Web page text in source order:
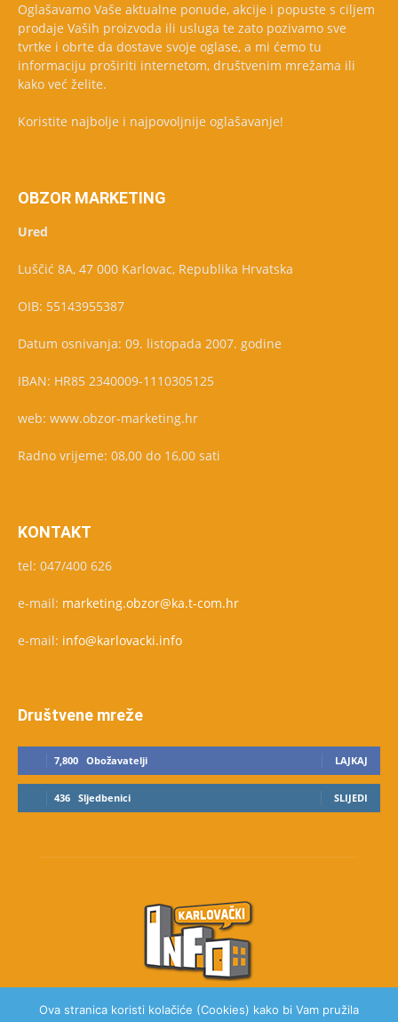
Oglašavamo Vaše aktualne ponude, akcije i popuste s ciljem
prodaje Vaših proizvoda ili usluga te zato pozivamo sve
tvrtke i obrte da dostave svoje oglase, a mi ćemo tu
informaciju proširiti internetom, društvenim mrežama ili
kako već želite.
Koristite najbolje i najpovoljnije oglašavanje!
OBZOR MARKETING
Ured
Luščić 8A, 47 000 Karlovac, Republika Hrvatska
OIB: 55143955387
Datum osnivanja: 09. listopada 2007. godine
IBAN: HR85 2340009-1110305125
web: www.obzor-marketing.hr
Radno vrijeme: 08,00 do 16,00 sati
KONTAKT
tel: 047/400 626
e-mail: marketing.obzor@ka.t-com.hr
e-mail: info@karlovacki.info
Društvene mreže
7,800 Obožavatelji LAJKAJ
436 Sljedbenici SLIJEDI
Ova stranica koristi kolačiće (Cookies) kako bi Vam pružila